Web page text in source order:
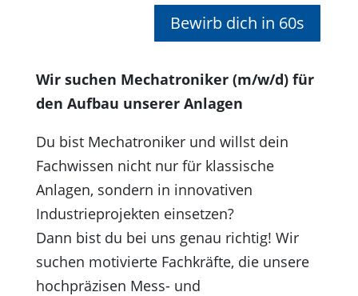
Bewirb dich in 60s
Wir suchen Mechatroniker (m/w/d) für
den Aufbau unserer Anlagen
Du bist Mechatroniker und willst dein
Fachwissen nicht nur für klassische
Anlagen, sondern in innovativen
Industrieprojekten einsetzen?
Dann bist du bei uns genau richtig! Wir
suchen motivierte Fachkräfte, die unsere
hochpräzisen Mess- und